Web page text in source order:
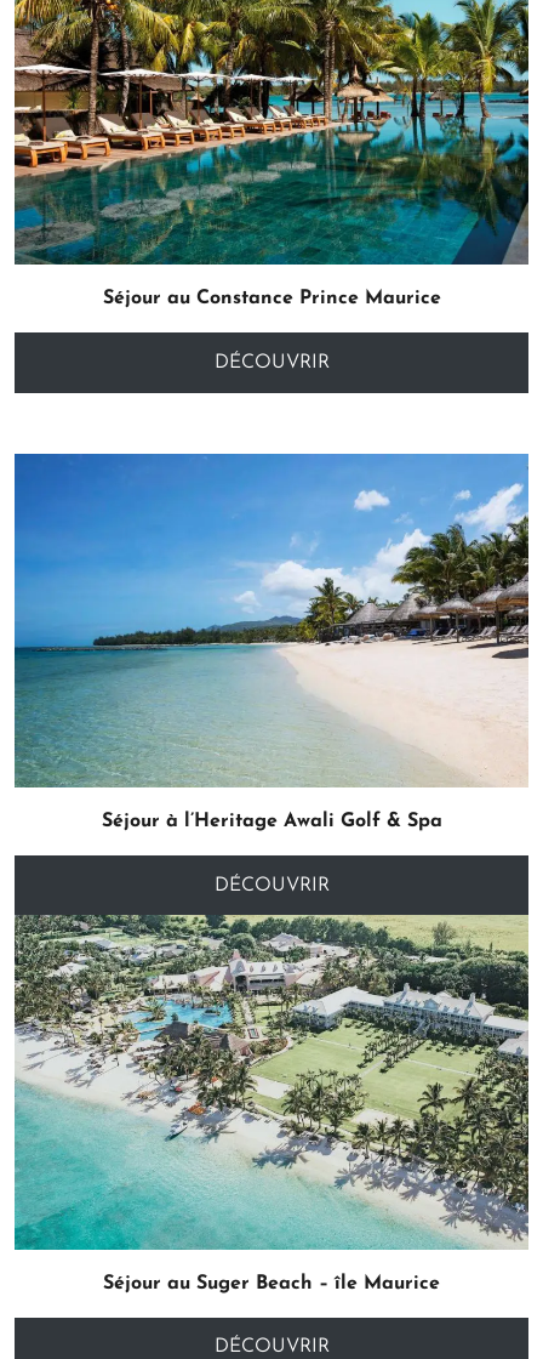
Séjour au Constance Prince Maurice
DÉCOUVRIR
Séjour à l’Heritage Awali Golf & Spa
DÉCOUVRIR
Séjour au Suger Beach – île Maurice
DÉCOUVRIR